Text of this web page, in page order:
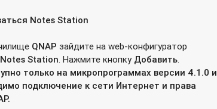
Notes Station
QNAP зайдите на web-конфигуратор
Station . Нажмите кнопку Добавить.
только на микропрограммах версии 4.1.0 и
подключение к сети Интернет и права
.